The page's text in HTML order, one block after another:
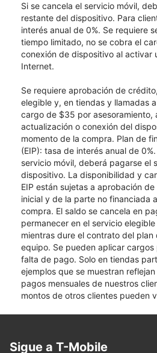
Si se cancela el servicio móvil,
restante del dispositivo. Para
interés anual de 0%. Se requiere
tiempo limitado, no se cobra el
conexión de dispositivo al activar
Internet.
Se requiere aprobación de
elegible y, en tiendas y llamadas
cargo de $35 por asesoramiento,
actualización o conexión del
momento de la compra. Plan de
(EIP): tasa de interés anual de
servicio móvil, deberá pagarse el
dispositivo. La disponibilidad y
EIP están sujetas a aprobación
inicial y de la parte no financiada
compra. El saldo se cancela en
permanecer en el servicio
mientras dure el contrato del
equipo. Se pueden aplicar
falta de pago. Solo en tiendas
ejemplos que se muestran
pagos mensuales de nuestros
montos de otros clientes pueden